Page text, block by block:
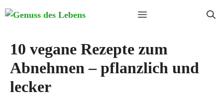
Inhalt
Menü
10 vegane Rezepte zum
Abnehmen – pflanzlich und
lecker